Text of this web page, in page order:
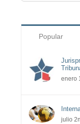
Popular
enero
julio